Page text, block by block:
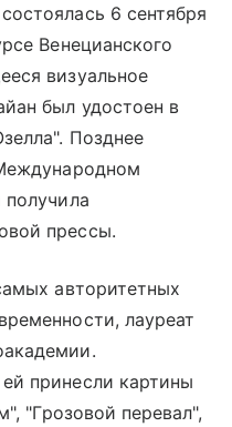
6 сентября
Венецианского
визуальное
был удостоен в
Позднее
прессы.
авторитетных
лауреат
принесли картины
"Грозовой перевал",